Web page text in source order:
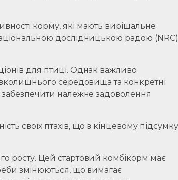
корму, які мають вирішальне
дослідницькою радою (NRC)
для птиці. Однак важливо
середовища та конкретні
забезпечити належне задоволення
своїх птахів, що в кінцевому підсумку
росту. Цей стартовий комбікорм має
змінюються, що вимагає